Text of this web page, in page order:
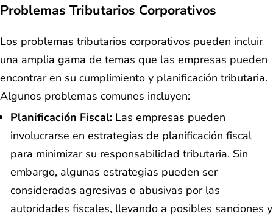
Problemas Tributarios Corporativos
Los problemas tributarios corporativos pueden incluir
una amplia gama de temas que las empresas pueden
encontrar en su cumplimiento y planificación tributaria.
Algunos problemas comunes incluyen:
Planificación Fiscal: Las empresas pueden
involucrarse en estrategias de planificación fiscal
para minimizar su responsabilidad tributaria. Sin
embargo, algunas estrategias pueden ser
consideradas agresivas o abusivas por las
autoridades fiscales, llevando a posibles sanciones y